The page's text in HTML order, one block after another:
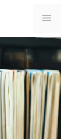
Menu